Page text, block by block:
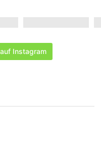
Instagram